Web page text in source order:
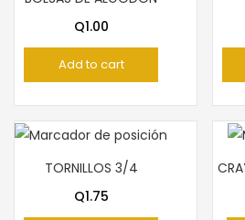
Q1.00
Add to cart
TORNILLOS 3/4
Q1.75